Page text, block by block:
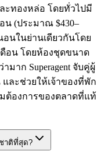
ะทองหล่อ โดยทั่วไปมี
อน (ประมาณ $430–
อนในย่านเดียวกันโดย
ดือน โดยห้องชุดขนาด
าก Superagent จับคู่ผู้
ละช่วยให้เจ้าของที่พัก
ต้องการของตลาดที่แท้
าติที่สุด?